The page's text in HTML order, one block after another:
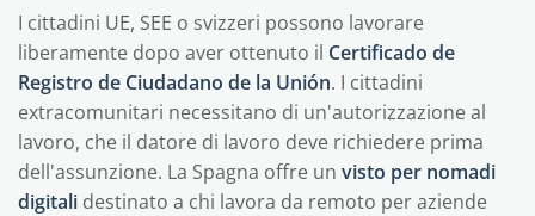
I cittadini UE, SEE o svizzeri possono lavorare
liberamente dopo aver ottenuto il Certificado de
Registro de Ciudadano de la Unión. I cittadini
extracomunitari necessitano di un'autorizzazione al
lavoro, che il datore di lavoro deve richiedere prima
dell'assunzione. La Spagna offre un visto per nomadi
digitali destinato a chi lavora da remoto per aziende